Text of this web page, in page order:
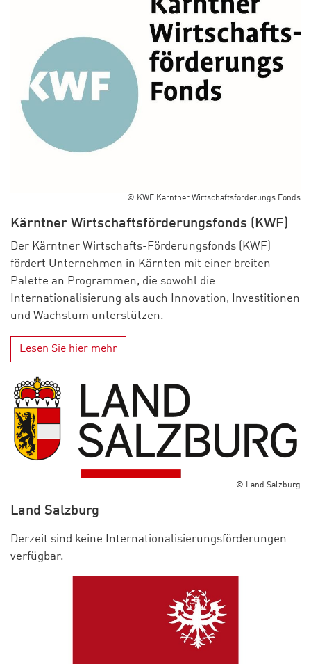
© KWF Kärntner Wirtschaftsförderungs Fonds
Kärntner Wirtschaftsförderungsfonds (KWF)
Der Kärntner Wirtschafts-Förderungsfonds (KWF)
fördert Unternehmen in Kärnten mit einer breiten
Palette an Programmen, die sowohl die
Internationalisierung als auch Innovation, Investitionen
und Wachstum unterstützen.
Lesen Sie hier mehr
© Land Salzburg
Land Salzburg
Derzeit sind keine Internationalisierungsförderungen
verfügbar.